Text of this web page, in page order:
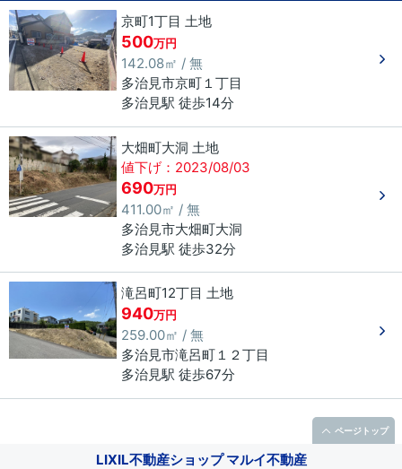
京町1丁目 土地
500万円
142.08㎡ / 無
多治見市京町 １丁目
多治見駅 徒歩14分
大畑町大洞 土地
値下げ：2023/08/03
690万円
411.00㎡ / 無
多治見市大畑町大洞
多治見駅 徒歩32分
滝呂町12丁目 土地
940万円
259.00㎡ / 無
多治見市滝呂町 １２丁目
多治見駅 徒歩67分
LIXIL不動産ショップ マルイ不動産
ページトップ